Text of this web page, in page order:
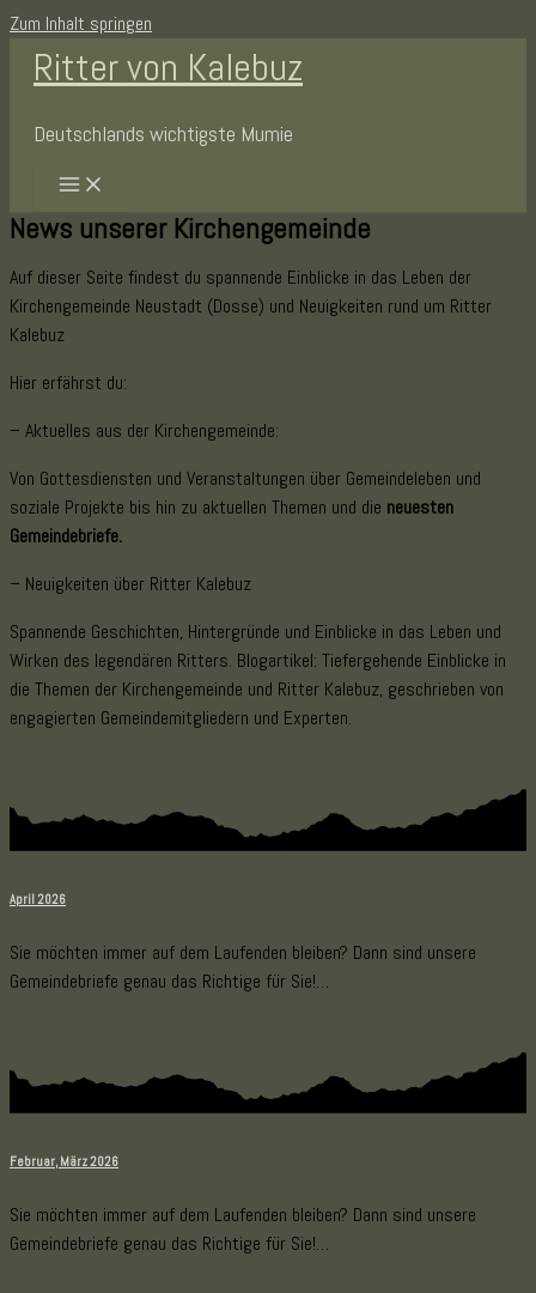
Zum Inhalt springen
Ritter von Kalebuz
Deutschlands wichtigste Mumie
News unserer Kirchengemeinde
Auf dieser Seite findest du spannende Einblicke in das Leben der
Kirchengemeinde Neustadt (Dosse) und Neuigkeiten rund um Ritter
Kalebuz
Hier erfährst du:
– Aktuelles aus der Kirchengemeinde:
Von Gottesdiensten und Veranstaltungen über Gemeindeleben und
soziale Projekte bis hin zu aktuellen Themen und die neuesten
Gemeindebriefe.
– Neuigkeiten über Ritter Kalebuz
Spannende Geschichten, Hintergründe und Einblicke in das Leben und
Wirken des legendären Ritters. Blogartikel: Tiefergehende Einblicke in
die Themen der Kirchengemeinde und Ritter Kalebuz, geschrieben von
engagierten Gemeindemitgliedern und Experten.
April 2026
Sie möchten immer auf dem Laufenden bleiben? Dann sind unsere
Gemeindebriefe genau das Richtige für Sie!…
Februar, März 2026
Sie möchten immer auf dem Laufenden bleiben? Dann sind unsere
Gemeindebriefe genau das Richtige für Sie!…